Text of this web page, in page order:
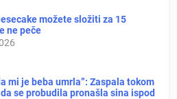
možete složiti za 15
ne peče
mi je beba umrla”: Zaspala tokom
se probudila pronašla sina ispod